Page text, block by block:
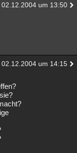
02.12.2004 um 13:50
02.12.2004 um 14:15